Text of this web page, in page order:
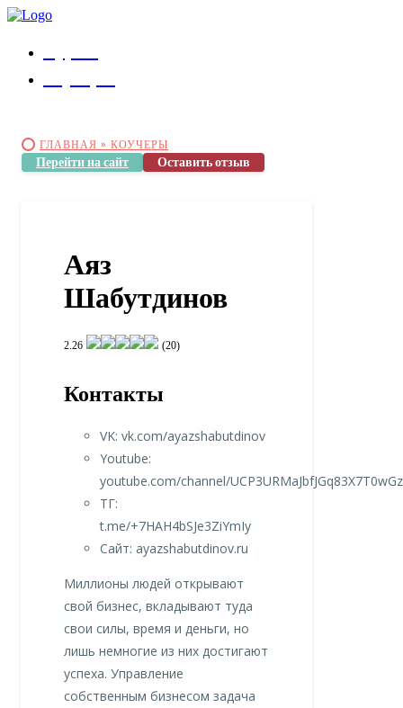
ГЛАВНАЯ » КОУЧЕРЫ
Перейти на сайт Оставить отзыв
Аяз
Шабутдинов
2.26 (20)
Контакты
VK: vk.com/ayazshabutdinov
Youtube:
youtube.com/channel/
ТГ:
t.me/+7HAH4bSJe3ZiYmIy
Сайт: ayazshabutdinov.ru
Миллионы людей открывают
свой бизнес, вкладывают туда
свои силы, время и деньги, но
лишь немногие из них достигают
успеха. Управление
собственным бизнесом задача